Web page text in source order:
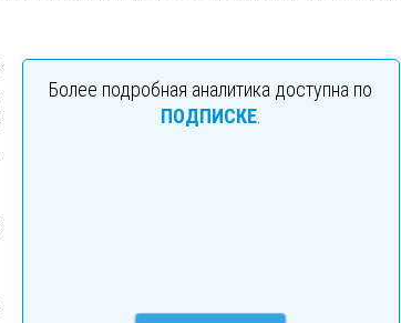
Более подробная аналитика доступна по
ПОДПИСКЕ.